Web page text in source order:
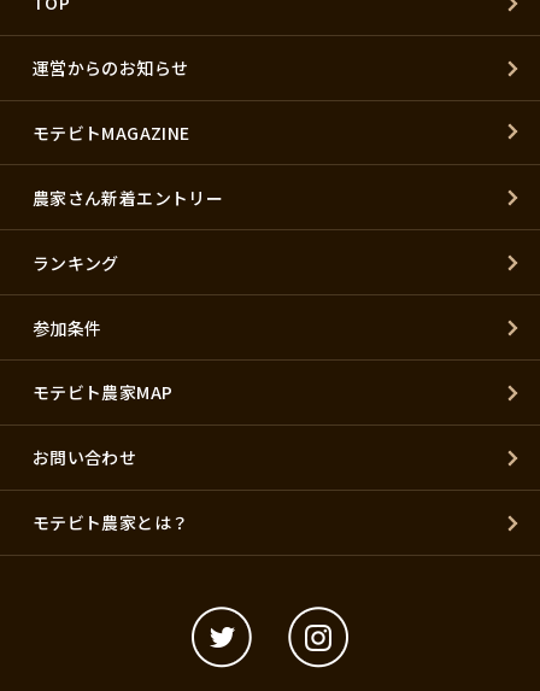
運営からのお知らせ
モテビトMAGAZINE
農家さん新着エントリー
ランキング
参加条件
モテビト農家MAP
お問い合わせ
モテビト農家とは？